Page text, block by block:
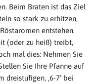
Beim Braten ist das Ziel
so stark zu erhitzen,
entstehen.
(oder zu heiß) treibt,
mal dies: Nehmen Sie
Sie Ihre Pfanne auf
dreistufigen, ‚6-7‘ bei